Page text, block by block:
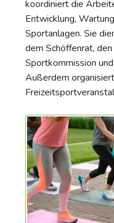
koordiniert die
Entwicklung,
Sportanlagen. Sie
dem Schöffenrat,
Sportkommission
Außerdem